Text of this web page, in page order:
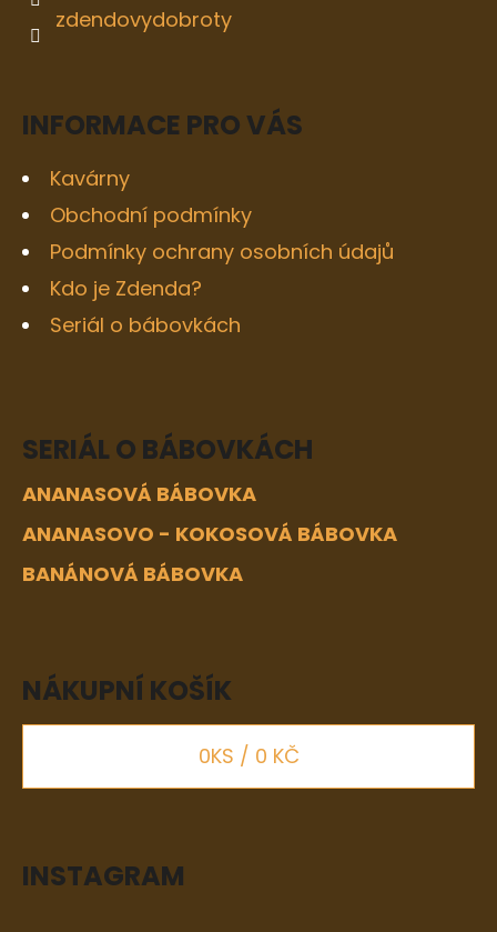
zdendovydobroty
INFORMACE PRO VÁS
Kavárny
Obchodní podmínky
Podmínky ochrany osobních údajů
Kdo je Zdenda?
Seriál o bábovkách
SERIÁL O BÁBOVKÁCH
ANANASOVÁ BÁBOVKA
ANANASOVO - KOKOSOVÁ BÁBOVKA
BANÁNOVÁ BÁBOVKA
NÁKUPNÍ KOŠÍK
0KS / 0 KČ
INSTAGRAM